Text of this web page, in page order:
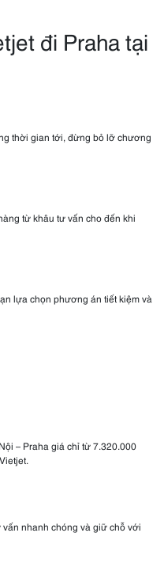
đi Praha tại
thời gian tới, đừng bỏ lỡ chương
từ khâu tư vấn cho đến khi
lựa chọn phương án tiết kiệm và
– Praha giá chỉ từ 7.320.000
nhanh chóng và giữ chỗ với